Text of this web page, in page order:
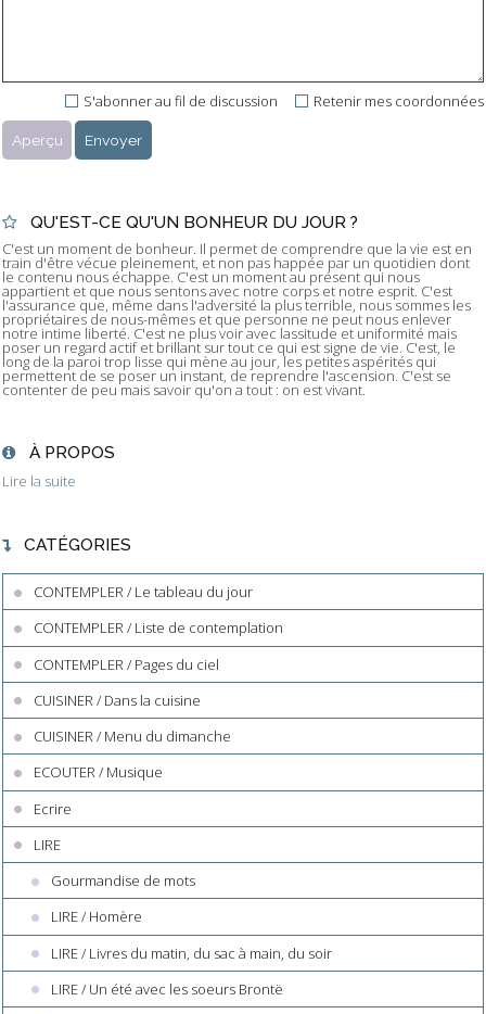
Retenir mes coordonnées
S'abonner au fil de discussion
QU'EST-CE QU'UN BONHEUR DU JOUR ?
C'est un moment de bonheur. Il permet de comprendre que la vie est en
train d'être vécue pleinement, et non pas happée par un quotidien dont
le contenu nous échappe. C'est un moment au présent qui nous
appartient et que nous sentons avec notre corps et notre esprit. C'est
l'assurance que, même dans l'adversité la plus terrible, nous sommes les
propriétaires de nous-mêmes et que personne ne peut nous enlever
notre intime liberté. C'est ne plus voir avec lassitude et uniformité mais
poser un regard actif et brillant sur tout ce qui est signe de vie. C'est, le
long de la paroi trop lisse qui mène au jour, les petites aspérités qui
permettent de se poser un instant, de reprendre l'ascension. C'est se
contenter de peu mais savoir qu'on a tout : on est vivant.
À PROPOS
Lire la suite
CATÉGORIES
CONTEMPLER / Le tableau du jour
CONTEMPLER / Liste de contemplation
CONTEMPLER / Pages du ciel
CUISINER / Dans la cuisine
CUISINER / Menu du dimanche
ECOUTER / Musique
Ecrire
LIRE
Gourmandise de mots
LIRE / Homère
LIRE / Livres du matin, du sac à main, du soir
LIRE / Un été avec les soeurs Brontë